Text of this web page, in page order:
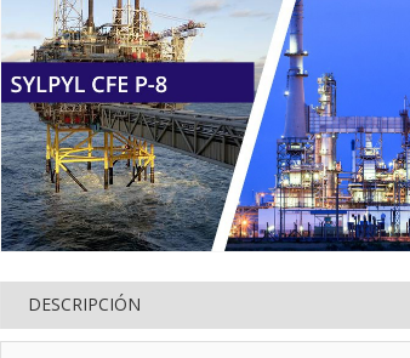
DESCRIPCIÓN